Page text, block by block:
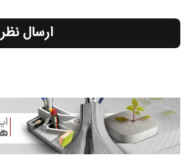
ارسال نظر